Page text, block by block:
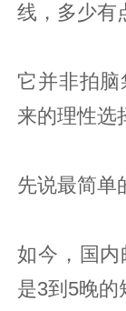
线，多少有
它并非拍
来的理性选
先说最简单
如今，国
是3到5晚的